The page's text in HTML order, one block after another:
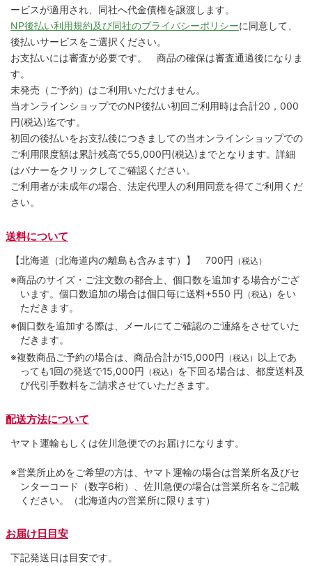
ービスが適用され、同社へ代金債権を譲渡します。
NP後払い利用規約及び同社のプライバシーポリシーに同意して、
後払いサービスをご選択ください。
お支払いには審査が必要です。 商品の確保は審査通過後になりま
す。
未発売（ご予約）はご利用いただけません。
当オンラインショップでのNP後払い初回ご利用時は合計20，000
円(税込)迄です。
初回の後払いをお支払後につきましての当オンラインショップでの
ご利用限度額は累計残高で55,000円(税込)までとなります。詳細
はバナーをクリックしてご確認ください。
ご利用者が未成年の場合、法定代理人の利用同意を得てご利用くだ
さい。
送料について
【北海道（北海道内の離島も含みます）】 700円 （税込）
※商品のサイズ・ご注文数の都合上、個口数を追加する場合がござ
います。個口数追加の場合は個口毎に送料+550 円 （税込） をい
ただきます。
※個口数を追加する際は、メールにてご確認のご連絡をさせていた
だきます。
※複数商品ご予約の場合は、商品合計が15,000円
（税込）
以上であ
っても1回の発送で15,000円
（税込） を下回る場合は、都度送料及
び代引手数料をご請求させていただきます。
配送方法について
ヤマト運輸もしくは佐川急便でのお届けになります。
※営業所止めをご希望の方は、ヤマト運輸の場合は営業所名及びセ
ンターコード（数字6桁）、佐川急便の場合は営業所名をご記載
ください。（北海道内の営業所に限ります）
お届け日目安
下記発送日は目安です。